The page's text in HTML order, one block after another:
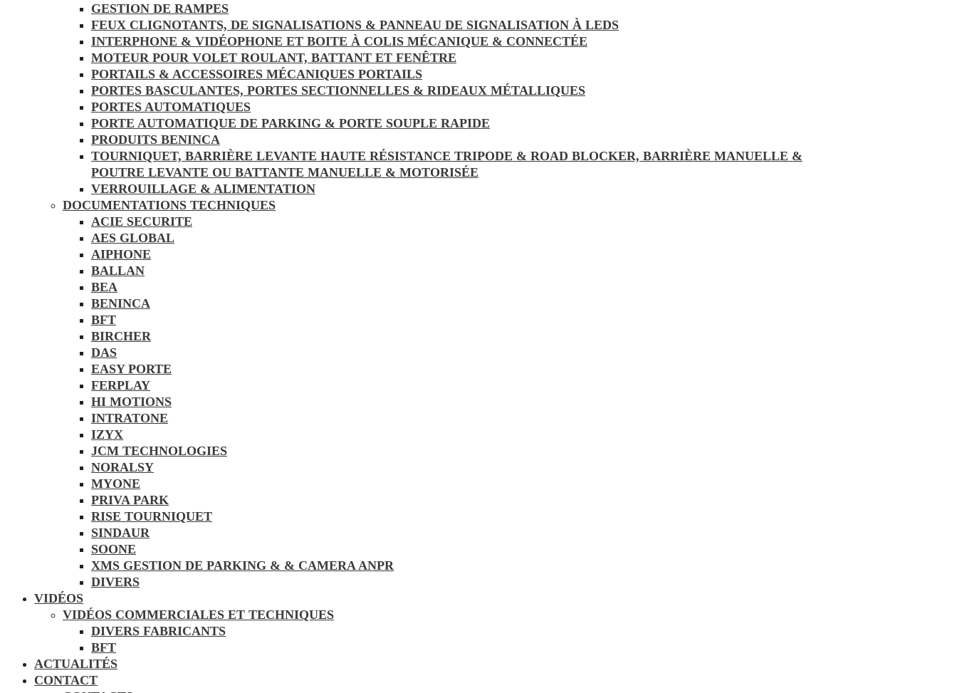
GESTION DE RAMPES
FEUX CLIGNOTANTS, DE SIGNALISATIONS & PANNEAU DE SIGNALISATION À LEDS
INTERPHONE & VIDÉOPHONE ET BOITE À COLIS MÉCANIQUE & CONNECTÉE
MOTEUR POUR VOLET ROULANT, BATTANT ET FENÊTRE
PORTAILS & ACCESSOIRES MÉCANIQUES PORTAILS
PORTES BASCULANTES, PORTES SECTIONNELLES & RIDEAUX MÉTALLIQUES
PORTES AUTOMATIQUES
PORTE AUTOMATIQUE DE PARKING & PORTE SOUPLE RAPIDE
PRODUITS BENINCA
TOURNIQUET, BARRIÈRE LEVANTE HAUTE RÉSISTANCE TRIPODE & ROAD BLOCKER, BARRIÈRE MANUELLE &
POUTRE LEVANTE OU BATTANTE MANUELLE & MOTORISÉE
VERROUILLAGE & ALIMENTATION
DOCUMENTATIONS TECHNIQUES
ACIE SECURITE
AES GLOBAL
AIPHONE
BALLAN
BEA
BENINCA
BFT
BIRCHER
DAS
EASY PORTE
FERPLAY
HI MOTIONS
INTRATONE
IZYX
JCM TECHNOLOGIES
NORALSY
MYONE
PRIVA PARK
RISE TOURNIQUET
SINDAUR
SOONE
XMS GESTION DE PARKING & & CAMERA ANPR
DIVERS
VIDÉOS
VIDÉOS COMMERCIALES ET TECHNIQUES
DIVERS FABRICANTS
BFT
ACTUALITÉS
CONTACT